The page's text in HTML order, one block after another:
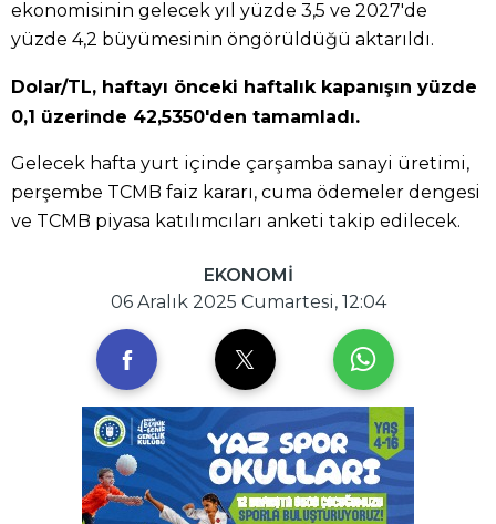
ekonomisinin gelecek yıl yüzde 3,5 ve 2027'de
yüzde 4,2 büyümesinin öngörüldüğü aktarıldı.
Dolar/TL, haftayı önceki haftalık kapanışın yüzde
0,1 üzerinde 42,5350'den tamamladı.
Gelecek hafta yurt içinde çarşamba sanayi üretimi,
perşembe TCMB faiz kararı, cuma ödemeler dengesi
ve TCMB piyasa katılımcıları anketi takip edilecek.
EKONOMİ
06 Aralık 2025 Cumartesi, 12:04